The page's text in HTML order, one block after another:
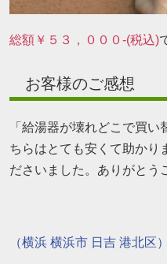
総額￥５３，０００-(税込)
お客様のご感想
「給湯器が壊れどこで買
ちらはとても安くて助かり
ださいました。ありがとう
（横浜 横浜市 日吉 港北区